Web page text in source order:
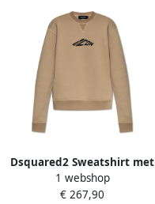
Dsquared2 Sweatshirt met
bedrukt logo Beige Dames
1 webshop
€ 267,90